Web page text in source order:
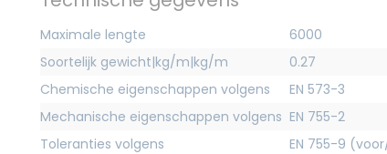
Maximale lengte
6000
Soortelijk gewicht|kg/m|kg/m
0.27
Chemische eigenschappen volgens
EN 573-3
Mechanische eigenschappen volgens EN 755-2
Toleranties volgens
EN 755-9